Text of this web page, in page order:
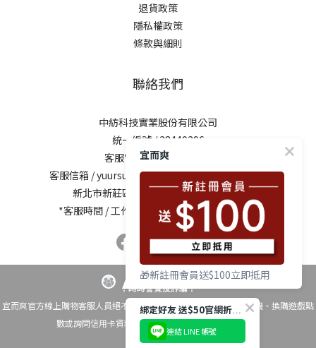
退貨政策
隱私權政策
條款與細則
聯絡我們
中紡科技實業股份有限公司
統一編號 / 28440296
客服電話 / 0800-281729
客服信箱 /yuursun@mail.chung-shing.com.tw
新北市新莊區新北大道三段7號17樓之2
*客服時間 / 工作日10:00-12:00、13:00-17:00
！時時警覺反詐騙！
宜而爽官方線上購物客服人員絕不會以電話要求您操作ATM自動櫃員機、換購遊戲點
數或詢問信用卡資料，如有疑問請撥打 反詐騙專線165
宜而爽
🎁新註冊會員送$100立即抵用
綁定好友 送$50官網折扣碼
連結 LINE 帳號